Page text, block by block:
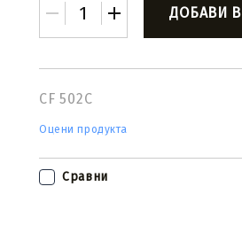
CF 502C
Оцени продукта
Сравни